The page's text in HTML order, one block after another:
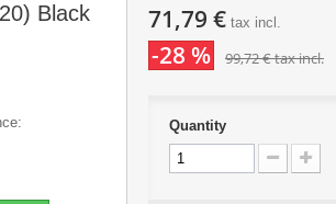
Black
71,79 €tax incl.
-28 % 99,72 €tax incl.
Quantity